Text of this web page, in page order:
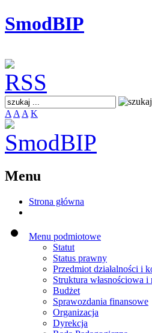
SmodBIP
A A A K
Menu
Strona główna
Menu podmiotowe
Statut
Status prawny
Przedmiot działalności i
Struktura własnościowa i
Budżet
Sprawozdania finansowe
Organizacja
Dyrekcja